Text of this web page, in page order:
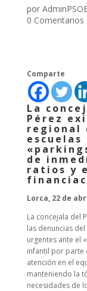
por
0 Comentarios
Comparte
La
Pérez
regional
de
ratios y
Lorca, 22 de
La concejala del
las denuncias
urgentes ante el
infantil por parte
atención en el
manteniendo la
necesidades de